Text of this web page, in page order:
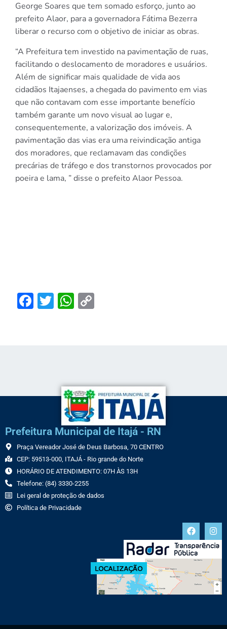
George Soares que tem somado esforço, junto ao
prefeito Alaor, para a governadora Fátima Bezerra
liberar o recurso com o objetivo de iniciar as obras.
“A Prefeitura tem investido na pavimentação de ruas,
facilitando o deslocamento de moradores e usuários.
Além de significar mais qualidade de vida aos
cidadãos Itajaenses, a chegada do pavimento em vias
que não contavam com esse importante benefício
também garante um novo visual ao lugar e,
consequentemente, a valorização dos imóveis. A
pavimentação das vias era uma reivindicação antiga
dos moradores, que reclamavam das condições
precárias de tráfego e dos transtornos provocados por
poeira e lama, ” disse o prefeito Alaor Pessoa.
Facebook
TwitterWhatsApp
Prefeitura Municipal de Itajá - RN
Praça Vereador José de Deus Barbosa, 70 CENTRO
CEP: 59513-000, ITAJÁ - Rio grande do Norte
HORÁRIO DE ATENDIMENTO: 07H ÀS 13H
Telefone: (84) 3330-2255
Lei geral de proteção de dados
Política de Privacidade